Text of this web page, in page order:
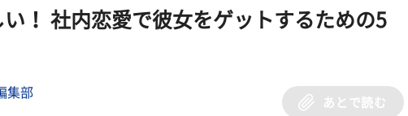
！ 社内恋愛で彼女をゲットするための5
集部
あとで読む